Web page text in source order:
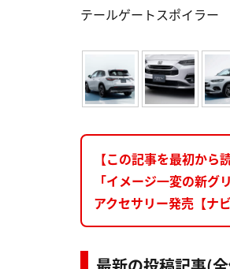
テールゲートスポイラー
【この記事を最初から
「イメージ一変の新
アクセサリー発売【ナ